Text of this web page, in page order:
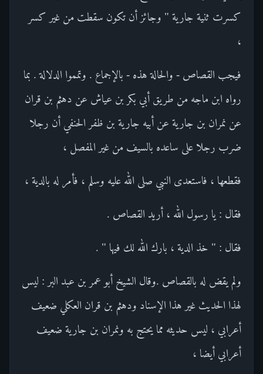
كسرت ثنية جارية " وجائز أن تكون سقطت من غير كسر
،
فيجب القصاص - والحالة هذه - بالإجماع . وتمموا الدلالة . بما
رواه ابن ماجه من طريق أبي بكر بن عياش عن دهثم بن قران
عن نمران بن جارية عن أبيه جارية بن ظفر الحنفي أن رجلا
ضرب رجلا على ساعده بالسيف من غير المفصل ،
فقطعها ، فاستعدى النبي صلى الله عليه وسلم ، فأمر له بالدية ،
فقال : يا رسول الله ، أريد القصاص .
فقال : " خذ الدية ، بارك الله لك فيها " .
ولم يقض له بالقصاص .وقال الشيخ أبو عمر بن عبد البر : ليس
لهذا الحديث غير هذا الإسناد ودهثم بن قران العكلي ضعيف
أعرابي ، ليس حديثه مما يحتج به ونمران بن جارية ضعيف
أعرابي أيضا ،